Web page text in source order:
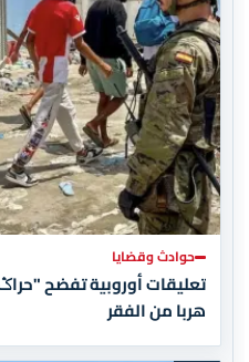
حوادث وقضايا
تعليقات أوروبية تفضح
هربا من الفقر